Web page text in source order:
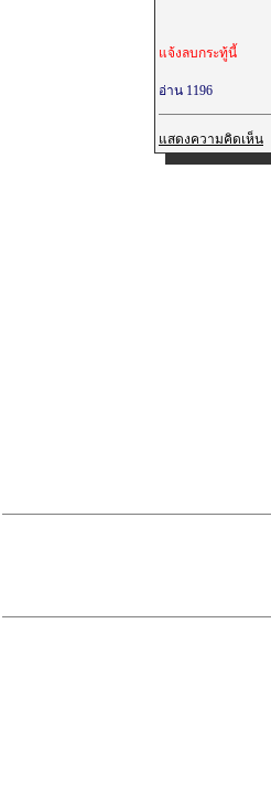
แจ้งลบกระทู้นี้
อ่าน 1196
แสดงความคิดเห็น